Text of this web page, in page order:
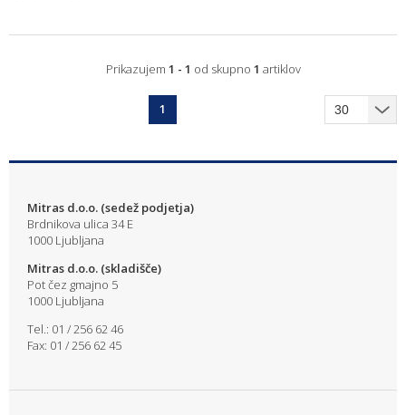
Prikazujem 1 - 1 od skupno 1 artiklov
1
Mitras d.o.o. (sedež podjetja)
Brdnikova ulica 34 E
1000 Ljubljana
Mitras d.o.o. (skladišče)
Pot čez gmajno 5
1000 Ljubljana
Tel.: 01 / 256 62 46
Fax: 01 / 256 62 45